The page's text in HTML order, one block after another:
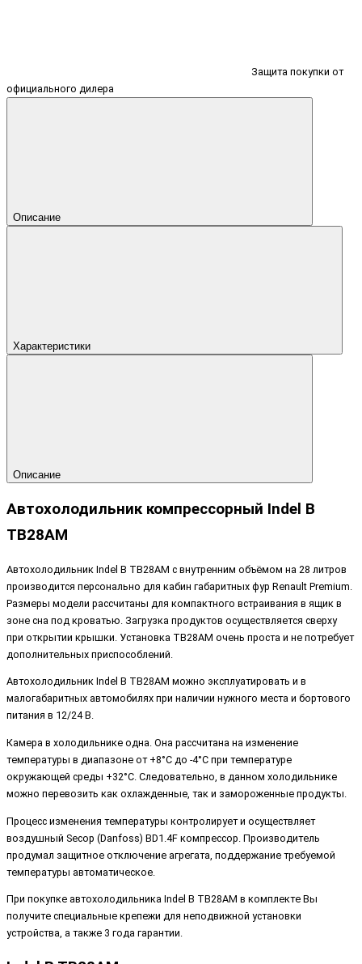
Защита покупки от
официального дилера
Описание
Характеристики
Описание
Автохолодильник компрессорный Indel B
TB28AM
Автохолодильник Indel B TB28AM с внутренним объёмом на 28 литров
производится персонально для кабин габаритных фур Renault Premium.
Размеры модели рассчитаны для компактного встраивания в ящик в
зоне сна под кроватью. Загрузка продуктов осуществляется сверху
при открытии крышки. Установка TB28AM очень проста и не потребует
дополнительных приспособлений.
Автохолодильник Indel B TB28AM можно эксплуатировать и в
малогабаритных автомобилях при наличии нужного места и бортового
питания в 12/24 В.
Камера в холодильнике одна. Она рассчитана на изменение
температуры в диапазоне от +8°C до -4°C при температуре
окружающей среды +32°C. Следовательно, в данном холодильнике
можно перевозить как охлажденные, так и замороженные продукты.
Процесс изменения температуры контролирует и осуществляет
воздушный Secop (Danfoss) BD1.4F компрессор. Производитель
продумал защитное отключение агрегата, поддержание требуемой
температуры автоматическое.
При покупке автохолодильника Indel B TB28AM в комплекте Вы
получите специальные крепежи для неподвижной установки
устройства, а также 3 года гарантии.